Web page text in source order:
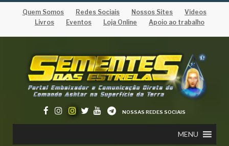
Quem Somos Redes Sociais Nossos Sites
Vídeos
Livros
Eventos Loja Online Apoio ao trabalho
NOSSAS REDES SOCIAIS
MENU